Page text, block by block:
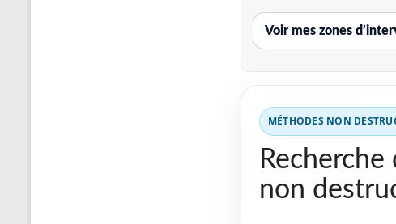
Voir mes zones
MÉTHODES NON
non